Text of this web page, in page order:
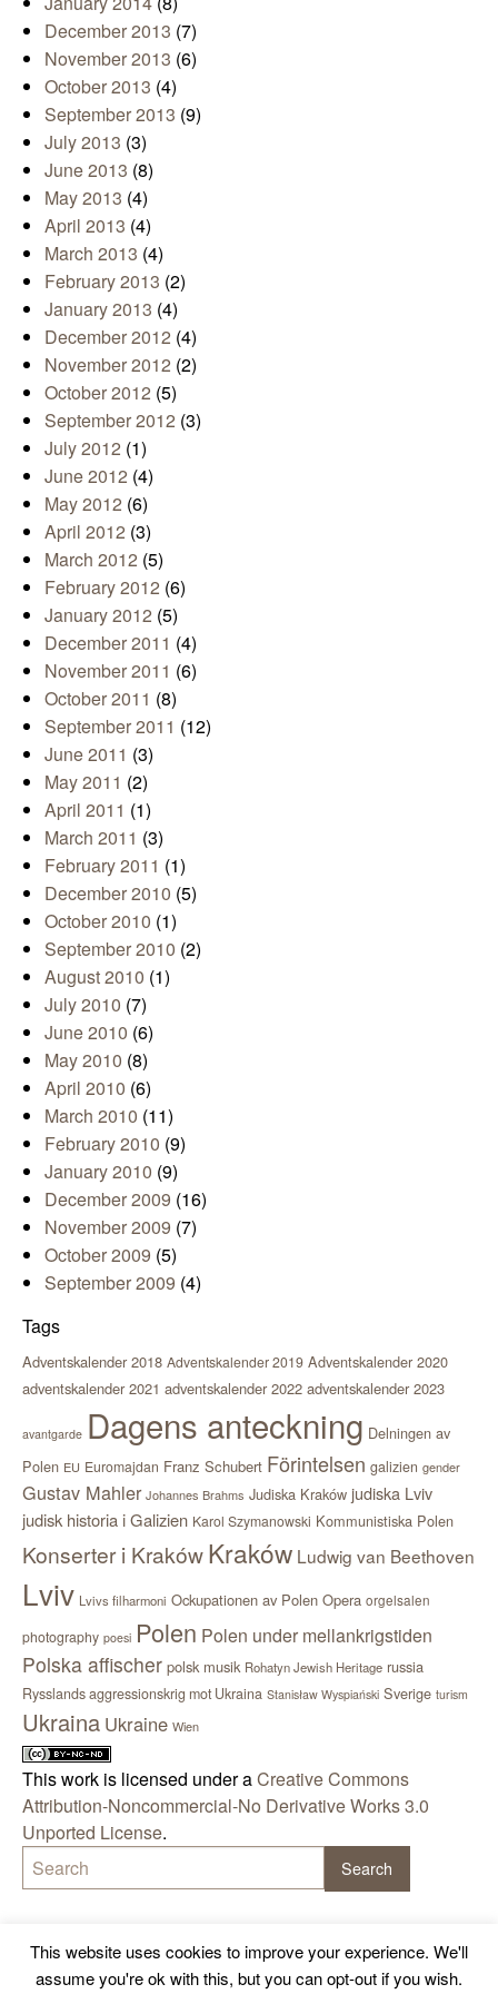
December 2013 (7)
November 2013 (6)
October 2013 (4)
September 2013 (9)
July 2013 (3)
June 2013 (8)
May 2013 (4)
April 2013 (4)
March 2013 (4)
February 2013 (2)
January 2013 (4)
December 2012 (4)
November 2012 (2)
October 2012 (5)
September 2012 (3)
July 2012 (1)
June 2012 (4)
May 2012 (6)
April 2012 (3)
March 2012 (5)
February 2012 (6)
January 2012 (5)
December 2011 (4)
November 2011 (6)
October 2011 (8)
September 2011 (12)
June 2011 (3)
May 2011 (2)
April 2011 (1)
March 2011 (3)
February 2011 (1)
December 2010 (5)
October 2010 (1)
September 2010 (2)
August 2010 (1)
July 2010 (7)
June 2010 (6)
May 2010 (8)
April 2010 (6)
March 2010 (11)
February 2010 (9)
January 2010 (9)
December 2009 (16)
November 2009 (7)
October 2009 (5)
September 2009 (4)
Tags
Adventskalender 2018 Adventskalender 2019 Adventskalender 2020
adventskalender 2021 adventskalender 2022 adventskalender 2023
avantgarde Dagens anteckning Delningen av
Polen EU Euromajdan Franz Schubert Förintelsen galizien gender
Gustav Mahler Johannes Brahms Judiska Kraków judiska Lviv
judisk historia i Galizien Karol Szymanowski Kommunistiska Polen
Konserter i KrakówKraków Ludwig van Beethoven
Lviv Lvivs filharmoni Ockupationen av Polen Opera orgelsalen
photography poesi Polen Polen under mellankrigstiden
Polska affischer polsk musik Rohatyn Jewish Heritage russia
Rysslands aggressionskrig mot Ukraina Stanisław Wyspiański Sverige turism
Ukraina Ukraine Wien
This work is licensed under aCreative Commons
Attribution-Noncommercial-No Derivative Works 3.0
Unported License.
This website uses cookies to improve your experience. We'll
assume you're ok with this, but you can opt-out if you wish.